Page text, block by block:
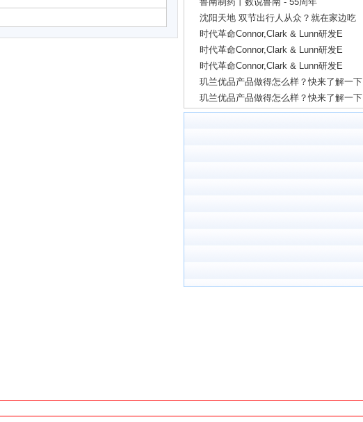
沈阳天地 双节出行人从众？就在家边吃
时代革命Connor,Clark & Lunn研发E
时代革命Connor,Clark & Lunn研发E
时代革命Connor,Clark & Lunn研发E
玑兰优品产品做得怎么样？快来了解一下
玑兰优品产品做得怎么样？快来了解一下